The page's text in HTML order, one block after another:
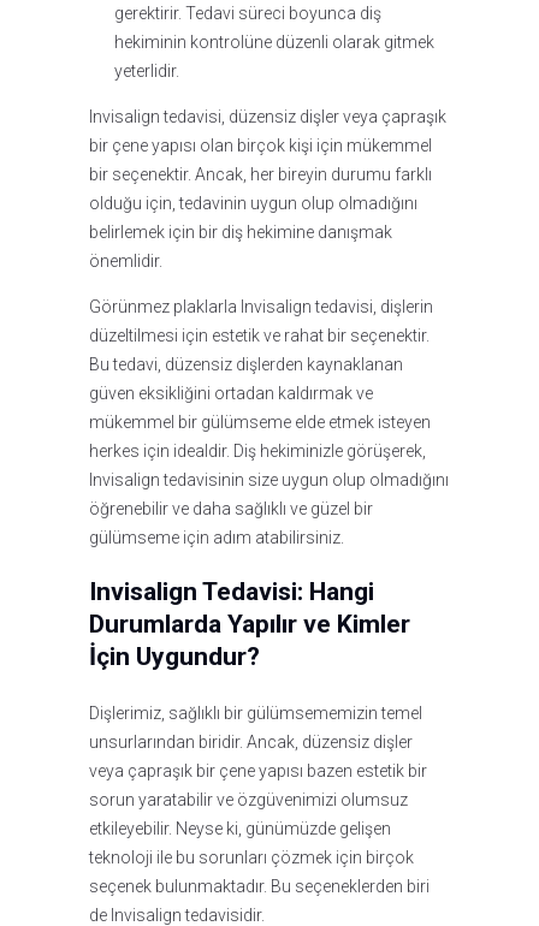
gerektirir. Tedavi süreci boyunca diş
hekiminin kontrolüne düzenli olarak gitmek
yeterlidir.
Invisalign tedavisi, düzensiz dişler veya çapraşık
bir çene yapısı olan birçok kişi için mükemmel
bir seçenektir. Ancak, her bireyin durumu farklı
olduğu için, tedavinin uygun olup olmadığını
belirlemek için bir diş hekimine danışmak
önemlidir.
Görünmez plaklarla Invisalign tedavisi, dişlerin
düzeltilmesi için estetik ve rahat bir seçenektir.
Bu tedavi, düzensiz dişlerden kaynaklanan
güven eksikliğini ortadan kaldırmak ve
mükemmel bir gülümseme elde etmek isteyen
herkes için idealdir. Diş hekiminizle görüşerek,
Invisalign tedavisinin size uygun olup olmadığını
öğrenebilir ve daha sağlıklı ve güzel bir
gülümseme için adım atabilirsiniz.
Invisalign Tedavisi: Hangi
Durumlarda Yapılır ve Kimler
İçin Uygundur?
Dişlerimiz, sağlıklı bir gülümsememizin temel
unsurlarından biridir. Ancak, düzensiz dişler
veya çapraşık bir çene yapısı bazen estetik bir
sorun yaratabilir ve özgüvenimizi olumsuz
etkileyebilir. Neyse ki, günümüzde gelişen
teknoloji ile bu sorunları çözmek için birçok
seçenek bulunmaktadır. Bu seçeneklerden biri
de Invisalign tedavisidir.